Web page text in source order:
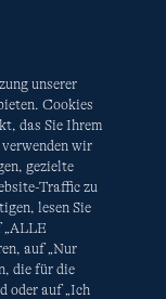
Site Map
unserer
Cookies
das Sie Ihrem
wir
gezielte
Traffic zu
lesen Sie
„ALLE
auf „Nur
die für die
oder auf „Ich